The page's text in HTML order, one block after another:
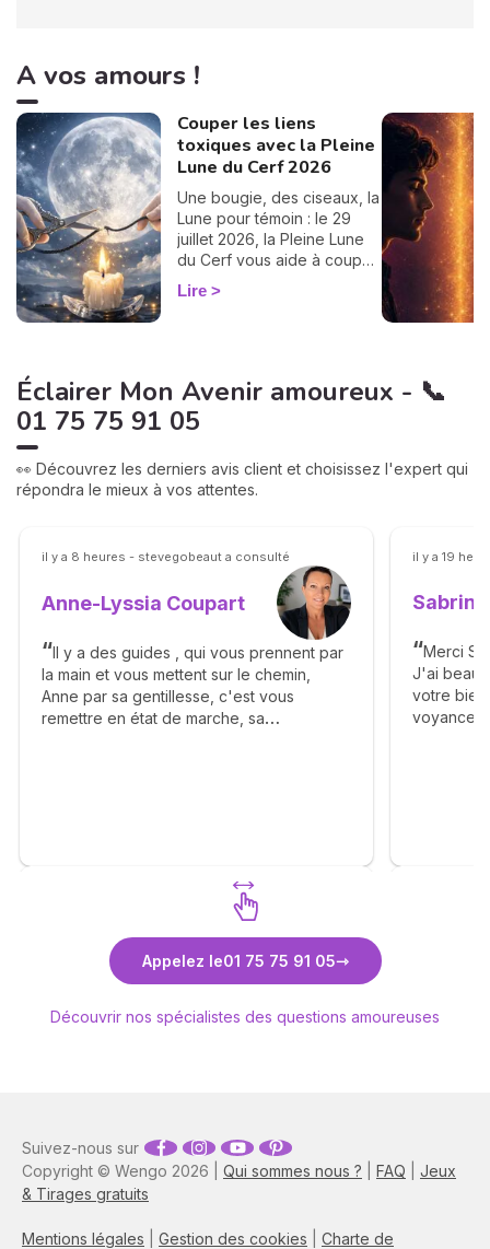
A vos amours !
Couper les liens
toxiques avec la Pleine
Lune du Cerf 2026
Une bougie, des ciseaux, la
Lune pour témoin : le 29
juillet 2026, la Pleine Lune
du Cerf vous aide à couper
un lien toxique. Le rituel pas
à pas.
Lire
Éclairer Mon Avenir amoureux - 📞
01 75 75 91 05
👀 Découvrez les derniers avis client et choisissez l'expert qui
répondra le mieux à vos attentes.
il y a 8 heures - stevegobeaut a consulté
Anne-Lyssia Coupart
Il y a des guides , qui vous prennent par
la main et vous mettent sur le chemin,
Anne par sa gentillesse, c'est vous
remettre en état de marche, sa
Découvrez Anne-Lyssia Coupart
il y a 19
Merci
J'ai
votre
voyance.
Appelez le01 75 75 91 05
Découvrir nos spécialistes des questions amoureuses
Copyright © Wengo 2026 | Qui sommes nous ? FAQ
Jeux
& Tirages gratuits
Mentions légales Gestion des cookies Charte de
Suivez-nous sur